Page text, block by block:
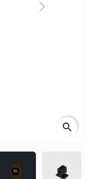
Next
search